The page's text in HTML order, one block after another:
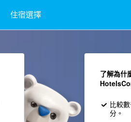
住宿選擇
了解為什
比較
分。